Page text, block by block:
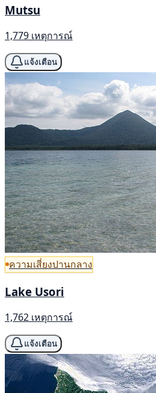
Mutsu
1,779 เหตุการณ์
แจ้งเตือน
ความเสี่ยงปานกลาง
Lake Usori
1,762 เหตุการณ์
แจ้งเตือน